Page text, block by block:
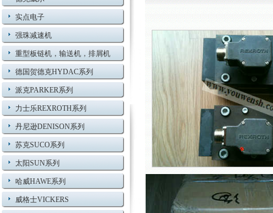
实点电子
强珠减速机
重型板链机，输送机，排屑机
德国贺德克HYDAC系列
派克PARKER系列
力士乐REXROTH系列
丹尼逊DENISON系列
苏克SUCO系列
太阳SUN系列
哈威HAWE系列
威格士VICKERS